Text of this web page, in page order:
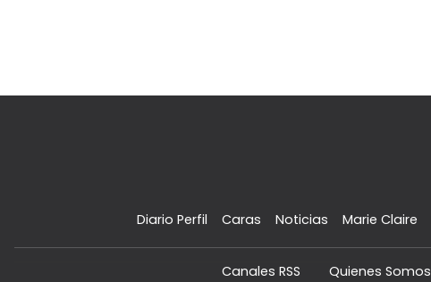
Diario Perfil Caras Noticias Marie Claire
Canales RSS Quienes Somos